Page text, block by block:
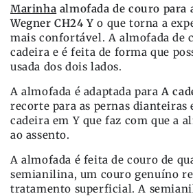
cadeira
Y
Hans
J.
Wegner
em
-
couro
marinho
cadeira
Y
Hans
J.
Wegner
em
-
couro
Marinha almofada de couro para
Wegner CH24 Y o que torna a
mais confortável. A almofada de
cadeira e é feita de forma que
usada dos dois lados.
A almofada é adaptada paraA
recorte para as pernas dianteiras
cadeira em Y que faz com que a
ao assento.
A almofada é feita de couro de
semianilina, um couro genuíno
tratamento superficial. A